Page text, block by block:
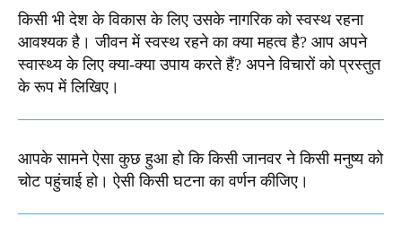
किसी भी देश के विकास के लिए उसके नागरिक को स्वस्थ रहना
आवश्यक है। जीवन में स्वस्थ रहने का क्या महत्व है? आप अपने
स्वास्थ्य के लिए क्या-क्या उपाय करते हैं? अपने विचारों को प्रस्तुत
के रूप में लिखिए।
आपके सामने ऐसा कुछ हुआ हो कि किसी जानवर ने किसी मनुष्य को
चोट पहुंचाई हो। ऐसी किसी घटना का वर्णन कीजिए।